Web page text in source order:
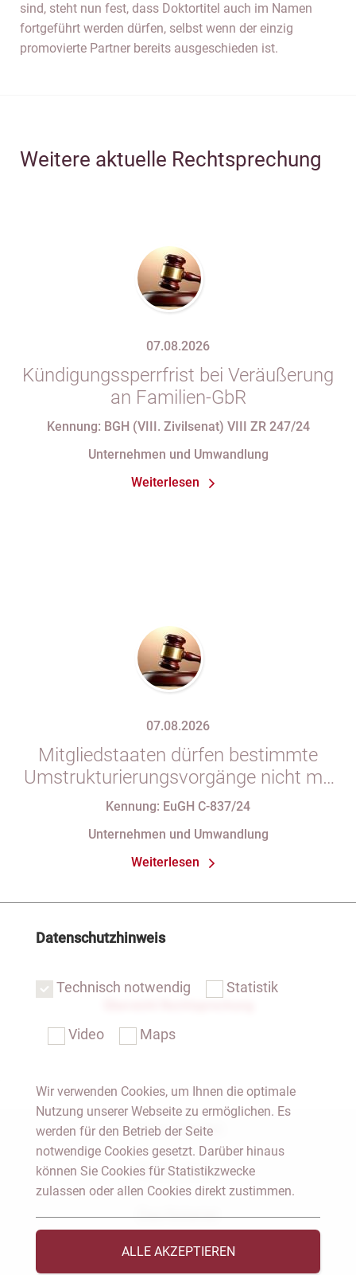
sind, steht nun fest, dass Doktortitel auch im Namen
fortgeführt werden dürfen, selbst wenn der einzig
promovierte Partner bereits ausgeschieden ist.
Weitere aktuelle Rechtsprechung
07.08.2026
Kündigungssperrfrist bei Veräußerung
an Familien-GbR
Kennung: BGH (VIII. Zivilsenat) VIII ZR 247/24
Unternehmen und Umwandlung
Weiterlesen
07.08.2026
Mitgliedstaaten dürfen bestimmte
Umstrukturierungsvorgänge nicht mit
indirekten Steuern belasten
Kennung: EuGH C-837/24
Unternehmen und Umwandlung
Weiterlesen
Notar Dresden
Fachgebiete
Das Notariat
Vorträge & Veröffentlichungen
Datenschutzhinweis
Technisch notwendig Statistik
Video Maps
Wir verwenden Cookies, um Ihnen die optimale
Nutzung unserer Webseite zu ermöglichen. Es
werden für den Betrieb der Seite
notwendige Cookies gesetzt. Darüber hinaus
können Sie Cookies für Statistikzwecke
zulassen oder allen Cookies direkt zustimmen.
ALLE AKZEPTIEREN